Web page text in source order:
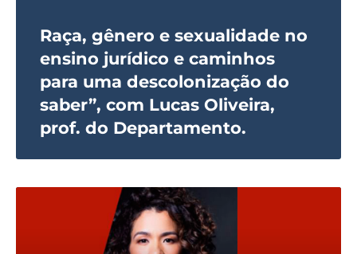
Raça, gênero e sexualidade no
ensino jurídico e caminhos
para uma descolonização do
saber”, com Lucas Oliveira,
prof. do Departamento.